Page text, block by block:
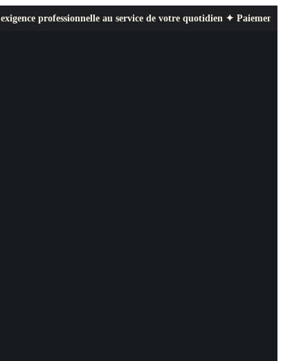
au service de votre quotidien ✦ Paiement sécurisé ✦